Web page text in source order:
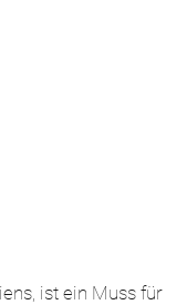
ist ein Muss für